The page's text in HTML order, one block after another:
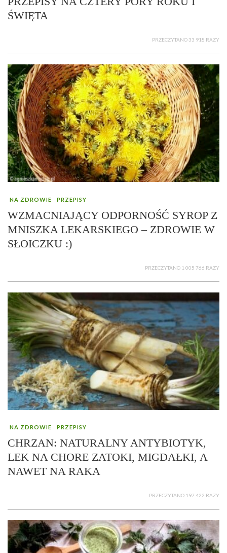
ŚWIĘTA
PRZECZYTANO 33 918 RAZY
NA ZDROWIE PRZEPISY
WZMACNIAJĄCY ODPORNOŚĆ SYROP Z
MNISZKA LEKARSKIEGO – ZDROWIE W
SŁOICZKU :)
PRZECZYTANO 1 005 766 RAZY
NA ZDROWIE PRZEPISY
CHRZAN: NATURALNY ANTYBIOTYK,
LEK NA CHORE ZATOKI, MIGDAŁKI, A
NAWET NA RAKA
PRZECZYTANO 197 422 RAZY